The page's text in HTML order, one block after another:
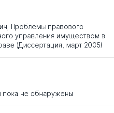
Проблемы правового
управления имуществом в
(Диссертация, март 2005)
пока не обнаружены